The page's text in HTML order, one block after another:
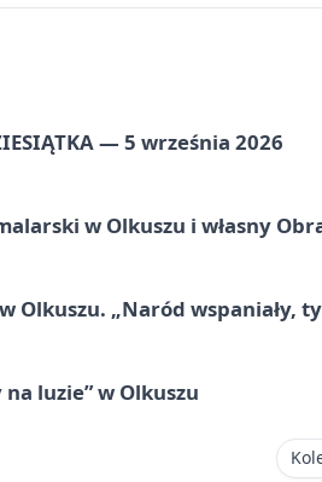
— 5 września 2026
w Olkuszu i własny
Olkuszu. „Naród wspaniały,
luzie” w Olkuszu